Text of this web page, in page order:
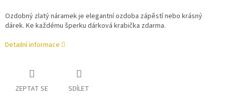
Ozdobný zlatý náramek je elegantní ozdoba zápěstí nebo krásný
dárek. Ke každému šperku dárková krabička zdarma.
Detailní informace
ZEPTAT SE SDÍLET